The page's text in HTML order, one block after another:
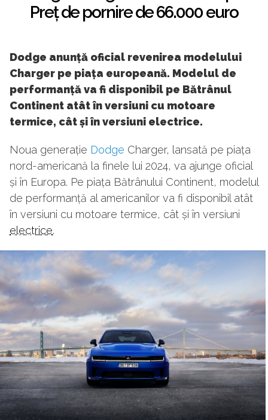
Preț de pornire de 66.000 euro
Dodge anunță oficial revenirea modelului
Charger pe piața europeană. Modelul de
performanță va fi disponibil pe Bătrânul
Continent atât în versiuni cu motoare
termice, cât și în versiuni electrice.
Noua generație Dodge Charger, lansată pe piața
nord-americană la finele lui 2024, va ajunge oficial
și în Europa. Pe piața Bătrânului Continent, modelul
de performanță al americanilor va fi disponibil atât
în versiuni cu motoare termice, cât și în versiuni
electrice.